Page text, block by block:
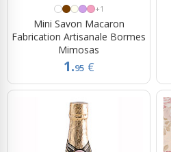
+1
Mini Savon Macaron
Fabrication Artisanale Bormes
Mimosas
1.95 €